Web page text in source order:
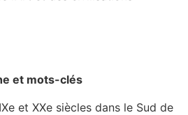
et mots-clés
et XXe siècles dans le Sud de